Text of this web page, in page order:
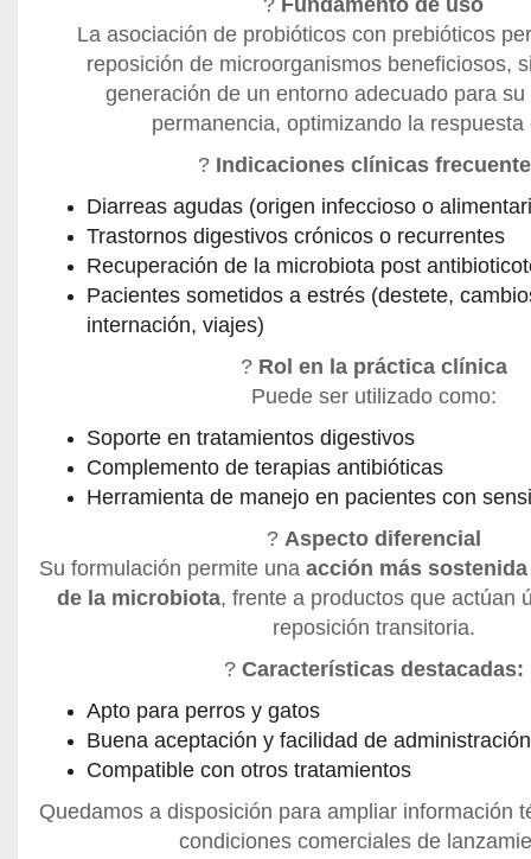
? Fundamento de uso
La asociación de probióticos con prebióticos
reposición de microorganismos beneficiosos,
generación de un entorno adecuado para
permanencia, optimizando la respuesta
? Indicaciones clínicas
Diarreas agudas (origen infeccioso o
Trastornos digestivos crónicos o recurrentes
Recuperación de la microbiota post
Pacientes sometidos a estrés (destete,
internación, viajes)
? Rol en la práctica clínica
Puede ser utilizado como:
Soporte en tratamientos digestivos
Complemento de terapias antibióticas
Herramienta de manejo en pacientes con
? Aspecto diferencial
Su formulación permite una acción más
de la microbiota, frente a productos que actúan
reposición transitoria.
? Características destacadas:
Apto para perros y gatos
Buena aceptación y facilidad de administración
Compatible con otros tratamientos
Quedamos a disposición para ampliar información
condiciones comerciales de